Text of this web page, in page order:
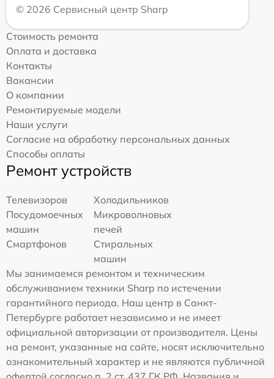
© 2026 Сервисный центр Sharp
Стоимость ремонта
Оплата и доставка
Контакты
Вакансии
О компании
Ремонтируемые модели
Наши услуги
Согласие на обработку персональных данных
Способы оплаты
Ремонт устройств
Телевизоров
Холодильников
Посудомоечных
машин
Микроволновых
печей
Смартфонов
Стиральных
машин
Мы занимаемся ремонтом и техническим
обслуживанием техники Sharp по истечении
гарантийного периода. Наш центр в Санкт-
Петербурге работает независимо и не имеет
официальной авторизации от производителя. Цены
на ремонт, указанные на сайте, носят исключительно
ознакомительный характер и не являются публичной